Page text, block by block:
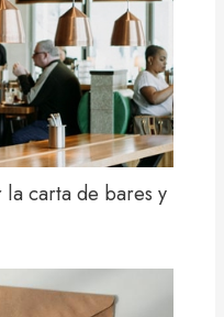
carta de bares y